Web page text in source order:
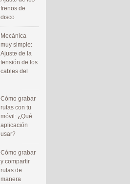
frenos de
disco
Mecánica
muy simple:
Ajuste de la
tensión de los
cables del
Cómo grabar
rutas con tu
móvil: ¿Qué
aplicación
usar?
Cómo grabar
y compartir
rutas de
manera